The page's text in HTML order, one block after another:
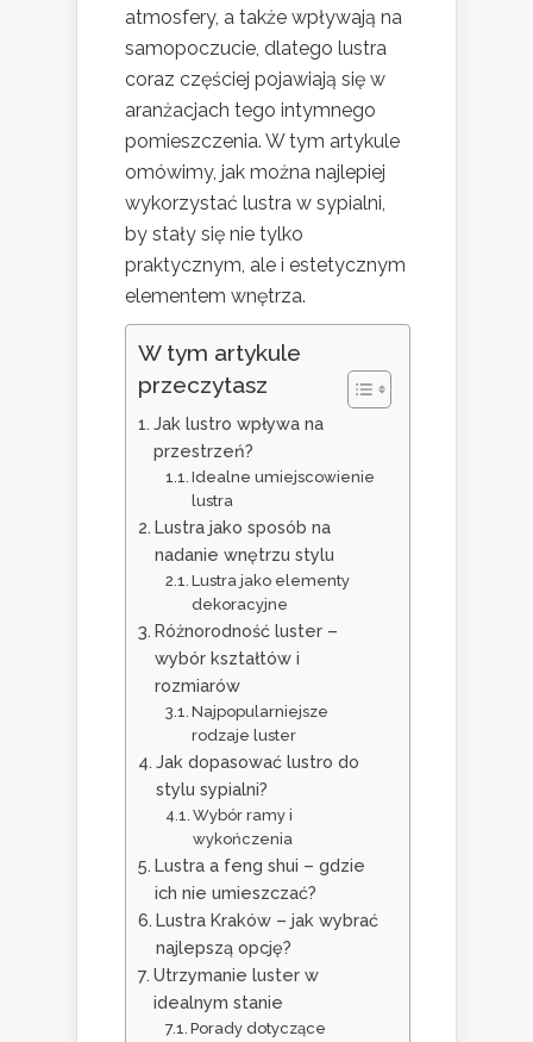
atmosfery, a także wpływają na
samopoczucie, dlatego lustra
coraz częściej pojawiają się w
aranżacjach tego intymnego
pomieszczenia. W tym artykule
omówimy, jak można najlepiej
wykorzystać lustra w sypialni,
by stały się nie tylko
praktycznym, ale i estetycznym
elementem wnętrza.
W tym artykule
przeczytasz
Jak lustro wpływa na
przestrzeń?
Idealne umiejscowienie
lustra
Lustra jako sposób na
nadanie wnętrzu stylu
Lustra jako elementy
dekoracyjne
Różnorodność luster –
wybór kształtów i
rozmiarów
Najpopularniejsze
rodzaje luster
Jak dopasować lustro do
stylu sypialni?
Wybór ramy i
wykończenia
Lustra a feng shui – gdzie
ich nie umieszczać?
Lustra Kraków – jak wybrać
najlepszą opcję?
Utrzymanie luster w
idealnym stanie
Porady dotyczące